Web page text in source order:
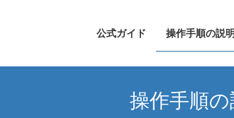
公式ガイド 操作手順の説明
操作手順の